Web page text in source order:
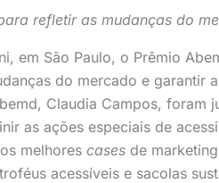
refletir as mudanças do
em São Paulo, o Prêmio
do mercado e garantir
Claudia Campos, foram
as ações especiais de
melhores cases de
acessíveis e sacolas